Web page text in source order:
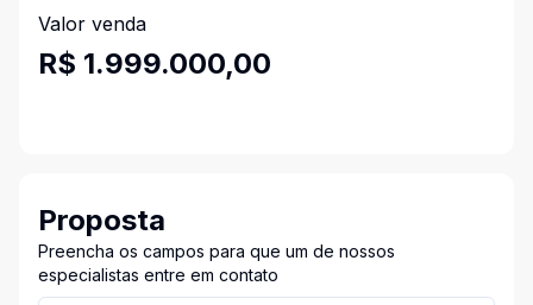
Valor venda
R$ 1.999.000,00
Proposta
Preencha os campos para que um de nossos
especialistas entre em contato